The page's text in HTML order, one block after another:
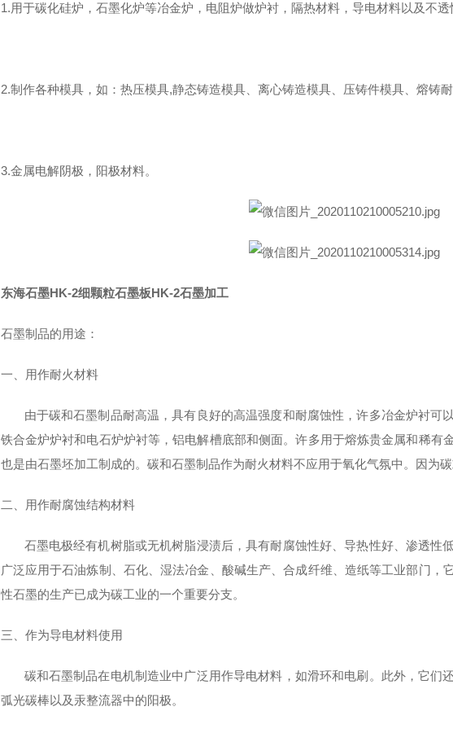
1.用于碳化硅炉，石墨化炉等冶金炉，电阻炉做炉衬，隔热材料，导电材料以及不透
2.制作各种模具，如：热压模具,静态铸造模具、离心铸造模具、压铸件模具、熔铸耐
3.金属电解阴极，阳极材料。
东海石墨HK-2细颗粒石墨板HK-2石墨加工
石墨制品的用途：
一、用作耐火材料
由于碳和石墨制品耐高温，具有良好的高温强度和耐腐蚀性，许多冶金炉衬可以
铁合金炉炉衬和电石炉炉衬等，铝电解槽底部和侧面。许多用于熔炼贵金属和稀有
也是由石墨坯加工制成的。碳和石墨制品作为耐火材料不应用于氧化气氛中。因为
二、用作耐腐蚀结构材料
石墨电极经有机树脂或无机树脂浸渍后，具有耐腐蚀性好、导热性好、渗透性
广泛应用于石油炼制、石化、湿法冶金、酸碱生产、合成纤维、造纸等工业部门，
性石墨的生产已成为碳工业的一个重要分支。
三、作为导电材料使用
碳和石墨制品在电机制造业中广泛用作导电材料，如滑环和电刷。此外，它们
弧光碳棒以及汞整流器中的阳极。